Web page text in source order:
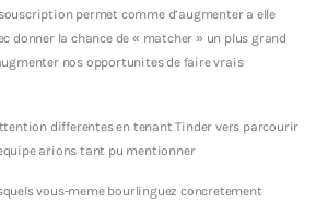
permet comme d’augmenter a elle
donner la chance de « matcher » un plus grand
nos opportunites de faire vrais
differentes en tenant Tinder vers parcourir
arions tant pu mentionner
vous-meme bourlinguez concretement